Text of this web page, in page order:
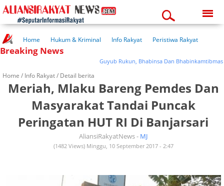
09:36:46 am
Home Hukum & Kriminal Info Rakyat
Peristiwa Rakyat
Kuliner Rakyat
Wisata Rakyat
Breaking News
Guyub Rukun, Bhabinsa Dan Bhabinkamtibmas
Home / Info Rakyat/ Detail berita
Meriah, Mlaku Bareng Pemdes Dan
Masyarakat Tandai Puncak
Peringatan HUT RI Di Banjarsari
AliansiRakyatNews - MJ
(1482 Views) Minggu, 10 September 2017 - 2:47